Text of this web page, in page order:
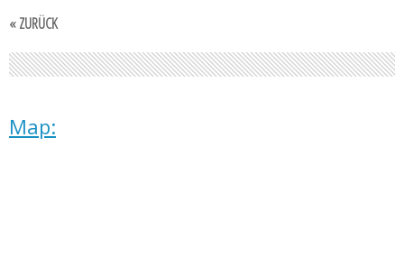
« ZURÜCK
Map: